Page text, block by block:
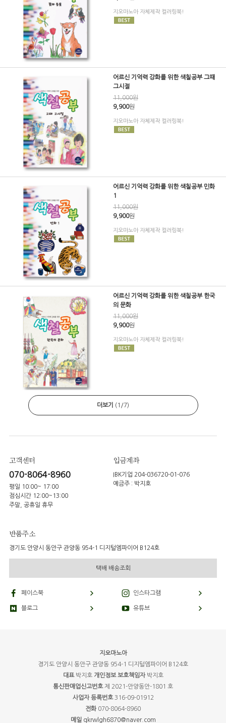
지오마노아 자체제작 컬러링북!
어르신 기억력 강화를 위한 색칠공부 그때
그시절
11,000원
9,900원
지오마노아 자체제작 컬러링북!
어르신 기억력 강화를 위한 색칠공부 민화
1
11,000원
9,900원
지오마노아 자체제작 컬러링북!
어르신 기억력 강화를 위한 색칠공부 한국
의 문화
11,000원
9,900원
지오마노아 자체제작 컬러링북!
더보기 ( 1 /7)
고객센터
070-8064-8960
평일 10:00~ 17:00
점심시간 12:00~13:00
주말, 공휴일 휴무
입금계좌
IBK기업 204-036720-01-076
예금주 : 박지호
반품주소
경기도 안양시 동안구 관양동 954-1 디지털엠파이어 B124호
택배 배송조회
페이스북 인스타그램
블로그 유튜브
지오마노아
경기도 안양시 동안구 관양동 954-1 디지털엠파이어 B124호
대표박지호 개인정보 보호책임자박지호
통신판매업신고번호제 2021-안양동안-1801 호
사업자 등록번호316-09-01912
전화 070-8064-8960
메일 qkrwlgh6870@naver.com